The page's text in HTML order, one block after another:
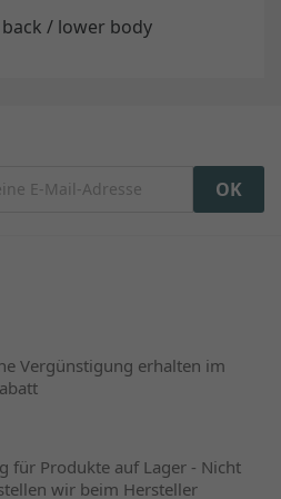
/ lower body
Vergünstigung erhalten im
für Produkte auf Lager - Nicht
wir beim Hersteller